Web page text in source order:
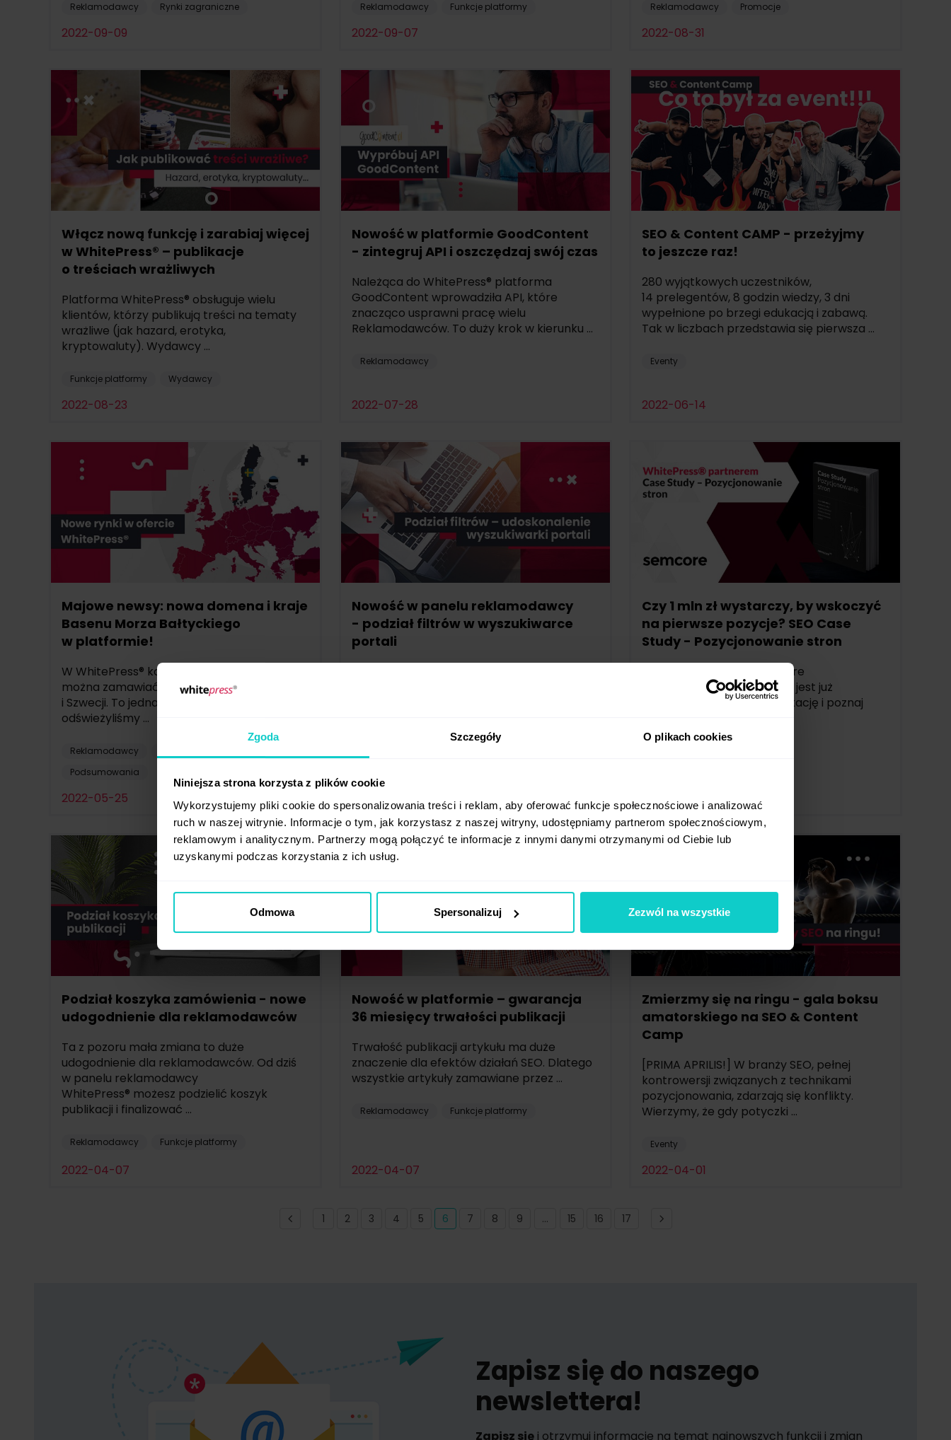
Zgoda Szczegóły O plikach cookies
Niniejsza strona korzysta z plików cookie
Wykorzystujemy pliki cookie do spersonalizowania treści i reklam, aby oferować funkcje społecznościowe i analizować
ruch w naszej witrynie. Informacje o tym, jak korzystasz z naszej witryny, udostępniamy partnerom społecznościowym,
reklamowym i analitycznym. Partnerzy mogą połączyć te informacje z innymi danymi otrzymanymi od Ciebie lub
uzyskanymi podczas korzystania z ich usług.
Odmowa Spersonalizuj Zezwól na wszystkie
Reklamodawcy Rynki zagraniczne
2022-09-09
Reklamodawcy Funkcje platformy
2022-09-07
Reklamodawcy Promocje
2022-08-31
Włącz nową funkcję i zarabiaj więcej
w WhitePress® – publikacje
o treściach wrażliwych
Platforma WhitePress® obsługuje wielu
klientów, którzy publikują treści na tematy
wrażliwe (jak hazard, erotyka,
kryptowaluty). Wydawcy ...
Funkcje platformy Wydawcy
2022-08-23
Nowość w platformie GoodContent
- zintegruj API i oszczędzaj swój czas
Należąca do WhitePress® platforma
GoodContent wprowadziła API, które
znacząco usprawni pracę wielu
Reklamodawców. To duży krok w kierunku ...
Reklamodawcy
2022-07-28
SEO & Content CAMP - przeżyjmy
to jeszcze raz!
280 wyjątkowych uczestników,
14 prelegentów, 8 godzin wiedzy, 3 dni
wypełnione po brzegi edukacją i zabawą.
Tak w liczbach przedstawia się pierwsza ...
Eventy
2022-06-14
Majowe newsy: nowa domena i kraje
Basenu Morza Bałtyckiego
w platformie!
W WhitePress® kolejne zmiany - od teraz
można zamawiać treści w Estonii, Danii
i Szwecji. To jednak nie koniec nowości,
odświeżyliśmy ...
Reklamodawcy
Podsumowania
2022-05-25
Nowość w panelu reklamodawcy
- podział filtrów w wyszukiwarce
portali
2022-05-17
Czy 1 mln zł wystarczy, by wskoczyć
na pierwsze pozycje? SEO Case
Study - Pozycjonowanie stron
Efekt rocznej pracy Semcore
nad analizowaniem danych jest już
dostępny! Przeczytaj publikację i poznaj
2022-04-28
Podział koszyka zamówienia - nowe
udogodnienie dla reklamodawców
Ta z pozoru mała zmiana to duże
udogodnienie dla reklamodawców. Od dziś
w panelu reklamodawcy
WhitePress® możesz podzielić koszyk
publikacji i finalizować ...
Reklamodawcy Funkcje platformy
2022-04-07
Nowość w platformie – gwarancja
36 miesięcy trwałości publikacji
Trwałość publikacji artykułu ma duże
znaczenie dla efektów działań SEO. Dlatego
wszystkie artykuły zamawiane przez ...
Reklamodawcy Funkcje platformy
2022-04-07
Zmierzmy się na ringu - gala boksu
amatorskiego na SEO & Content
Camp
[PRIMA APRILIS!] W branży SEO, pełnej
kontrowersji związanych z technikami
pozycjonowania, zdarzają się konflikty.
Wierzymy, że gdy potyczki ...
Eventy
2022-04-01
1 2 3 4 5 6 7 8 9 ... 15 16 17
Zapisz się do naszego
newslettera!
Zapisz się i otrzymuj informację na temat najnowszych funkcji i zmian